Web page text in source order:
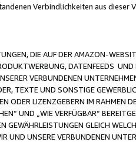
Verbindlichkeiten aus dieser
DIE AUF DER AMAZON-
DATENFEEDS
VERBUNDENEN
TEXTE UND SONSTIGE
LIZENZGEBERN IM RAHMEN
UND „WIE VERFÜGBAR“
GLEICH
UND UNSERE VERBUNDENEN